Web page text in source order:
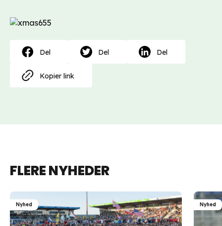
Del Del Del
Kopier link
FLERE NYHEDER
Nyhed Nyhed